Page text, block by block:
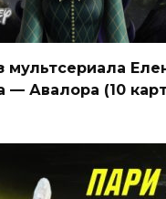
мультсериала
— Авалора (10